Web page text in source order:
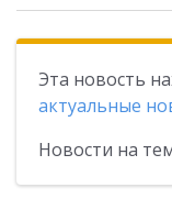
Эта новость
актуальные
Новости на